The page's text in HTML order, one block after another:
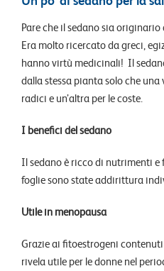
Pare che il sedano sia
Era molto ricercato da greci,
hanno virtù medicinali! Il
dalla stessa pianta solo che
radici e un’altra per le coste.
I benefici del sedano
Il sedano è ricco di nutrimenti e
foglie sono state addirittura
Utile in menopausa
Grazie ai fitoestrogeni
rivela utile per le donne nel